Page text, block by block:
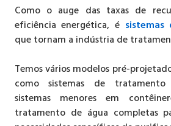
Como o auge das taxas de
eficiência energética, é sistemas
que tornam a indústria de
Temos vários modelos pré-
como sistemas de tratamento
sistemas menores em
tratamento de água completas